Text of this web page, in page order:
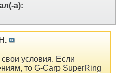
а):
условия. Если
то G-Carp SuperRing